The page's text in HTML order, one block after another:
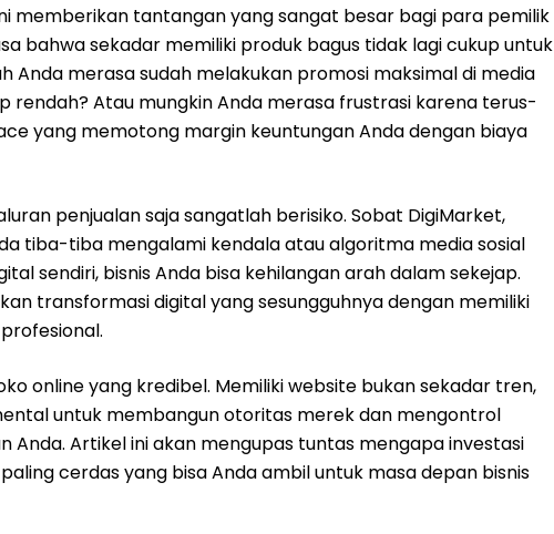
memberikan tantangan yang sangat besar bagi para pemilik
bahwa sekadar memiliki produk bagus tidak lagi cukup untuk
Anda merasa sudah melakukan promosi maksimal di media
rendah? Atau mungkin Anda merasa frustrasi karena terus-
yang memotong margin keuntungan Anda dengan biaya
penjualan saja sangatlah berisiko. Sobat DigiMarket,
tiba-tiba mengalami kendala atau algoritma media sosial
sendiri, bisnis Anda bisa kehilangan arah dalam sekejap.
transformasi digital yang sesungguhnya dengan memiliki
online yang kredibel. Memiliki website bukan sekadar tren,
untuk membangun otoritas merek dan mengontrol
Anda. Artikel ini akan mengupas tuntas mengapa investasi
cerdas yang bisa Anda ambil untuk masa depan bisnis